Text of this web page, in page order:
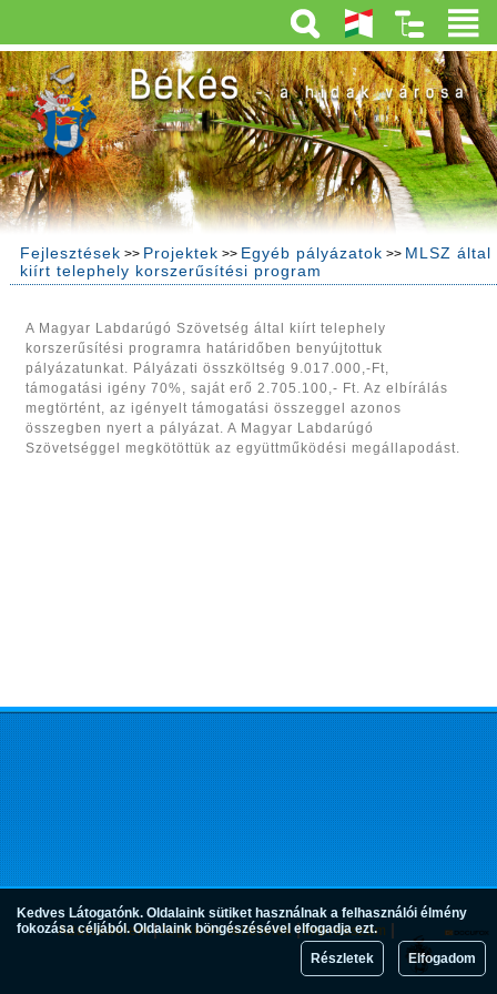
Fejlesztések >> Projektek >> Egyéb pályázatok >> MLSZ által
kiírt telephely korszerűsítési program
A Magyar Labdarúgó Szövetség által kiírt telephely
korszerűsítési programra határidőben benyújtottuk
pályázatunkat. Pályázati összköltség 9.017.000,-Ft,
támogatási igény 70%, saját erő 2.705.100,- Ft. Az elbírálás
megtörtént, az igényelt támogatási összeggel azonos
összegben nyert a pályázat. A Magyar Labdarúgó
Szövetséggel megkötöttük az együttműködési megállapodást.
Impresszum
Jogok és feltételek
Adatvédelem
Kedves Látogatónk. Oldalaink sütiket használnak a felhasználói élmény
fokozása céljából. Oldalaink böngészésével elfogadja ezt.
Részletek
Elfogadom